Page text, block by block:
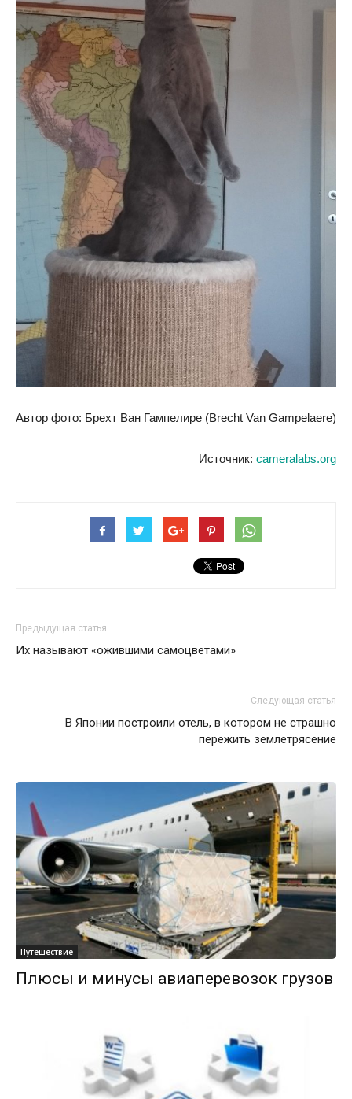
Автор фото: Брехт Ван Гампелире (Brecht Van Gampelaere)
Источник: cameralabs.org
Предыдущая статья
Их называют «ожившими самоцветами»
Следующая статья
В Японии построили отель, в котором не страшно
пережить землетрясение
Путешествие
Плюсы и минусы авиаперевозок грузов